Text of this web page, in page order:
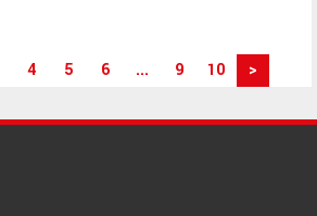
4 5 6 ... 9 10 >